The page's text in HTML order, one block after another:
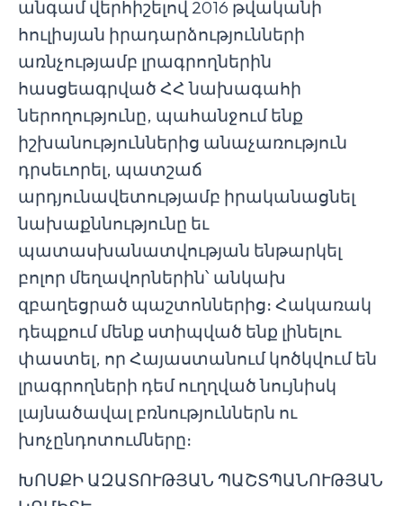
անգամ վերհիշելով 2016 թվականի
հուլիսյան իրադարձությունների
առնչությամբ լրագրողներին
հասցեագրված ՀՀ նախագահի
ներողությունը, պահանջում ենք
իշխանություններից անաչառություն
դրսեւորել, պատշաճ
արդյունավետությամբ իրականացնել
նախաքննությունը եւ
պատասխանատվության ենթարկել
բոլոր մեղավորներին՝ անկախ
զբաղեցրած պաշտոններից։ Հակառակ
դեպքում մենք ստիպված ենք լինելու
փաստել, որ Հայաստանում կոծկվում են
լրագրողների դեմ ուղղված նույնիսկ
լայնածավալ բռնություններն ու
խոչընդոտումները։
ԽՈՍՔԻ ԱԶԱՏՈՒԹՅԱՆ ՊԱՇՏՊԱՆՈՒԹՅԱՆ